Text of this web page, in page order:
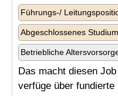
Führungs-/
Abgeschlossenes Studium
Betriebliche
Das macht diesen
verfüge über